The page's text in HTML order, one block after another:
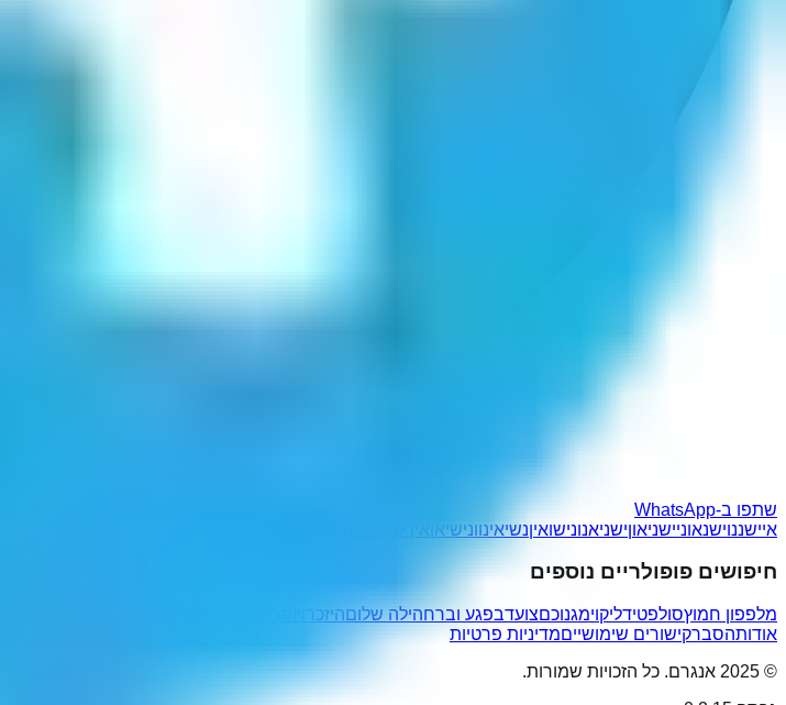
שתפו ב-WhatsApp
איישננוישנאוניישניאוןישניאנונישואיןנשיאינוונישיאן
חיפושים פופולריים נוספים
מלפפון חמוץסולפטידליקוימגנוכםצועדבפגע וברחהילה שלוםהיזכרויות
אודותהסברקישורים שימושייםמדיניות פרטיות
© 2025 אנגרם. כל הזכויות שמורות.